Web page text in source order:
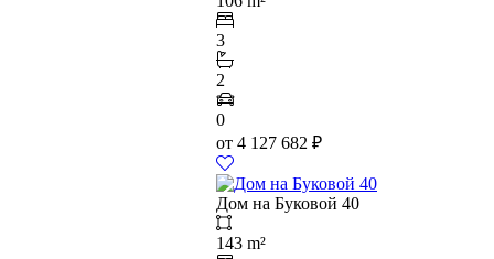
3
2
0
от 4 127 682 ₽
Дом на Буковой 40
143 m²